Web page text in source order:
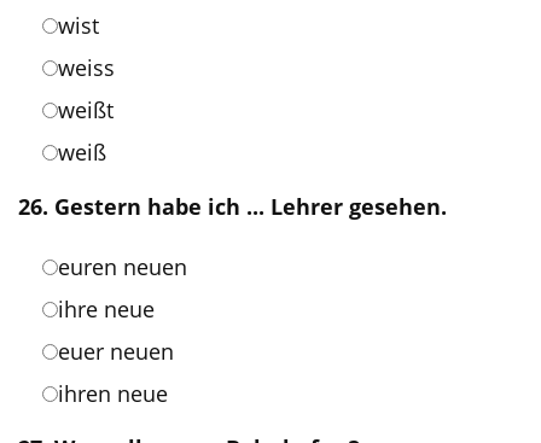
wist
weiss
weißt
weiß
26. Gestern habe ich ... Lehrer gesehen.
euren neuen
ihre neue
euer neuen
ihren neue